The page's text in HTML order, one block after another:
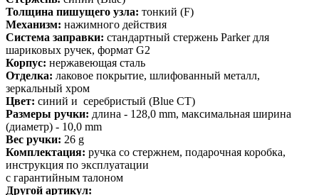
Толщина пишущего узла: тонкий (F)
Механизм: нажимного действия
Система заправки: стандартный стержень Parker для
шариковых ручек, формат G2
Корпус: нержавеющая сталь
Отделка: лаковое покрытие, шлифованный металл,
зеркальный хром
Цвет: синий и серебристый (Blue CT)
Размеры ручки: длина - 128,0 mm, максимальная ширина
(диаметр) - 10,0 mm
Вес ручки: 26 g
Комплектация: ручка со стержнем, подарочная коробка,
инструкция по эксплуатации
с гарантийным талоном
Другой артикул: